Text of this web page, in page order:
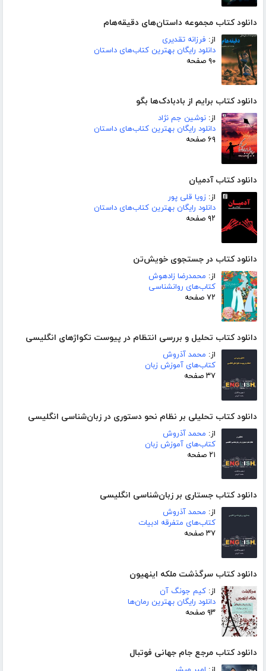
دانلود کتاب مجموعه داستان‌های دقیقه‌هام
از: فرزانه تقدیری
دانلود رایگان بهترین کتاب‌های داستان
۹۰ صفحه
دانلود کتاب برایم از بادبادک‌ها بگو
از: نوشین جم نژاد
دانلود رایگان بهترین کتاب‌های داستان
۶۹ صفحه
دانلود کتاب آدمیان
از: زویا قلی پور
دانلود رایگان بهترین کتاب‌های داستان
۹۲ صفحه
دانلود کتاب در جستجوی خویش‌تن
از: محمدرضا زادهوش
کتاب‌های روانشناسی
۷۲ صفحه
دانلود کتاب تحلیل و بررسی انتظام در پیوست تکواژهای انگلیسی
از: محمد آذروش
کتاب‌های آموزش زبان
۳۷ صفحه
دانلود کتاب تحلیلی بر نظام نحو دستوری در زبان‌شناسی انگلیسی
از: محمد آذروش
کتاب‌های آموزش زبان
۲۱ صفحه
دانلود کتاب جستاری بر زبان‌شناسی انگلیسی
از: محمد آذروش
کتاب‌های متفرقه ادبیات
۳۷ صفحه
دانلود کتاب سرگذشت ملکه اینهیون
از: کیم جونگ آن
دانلود رایگان بهترین رمان‌ها
۹۳ صفحه
دانلود کتاب مرجع جام جهانی فوتبال